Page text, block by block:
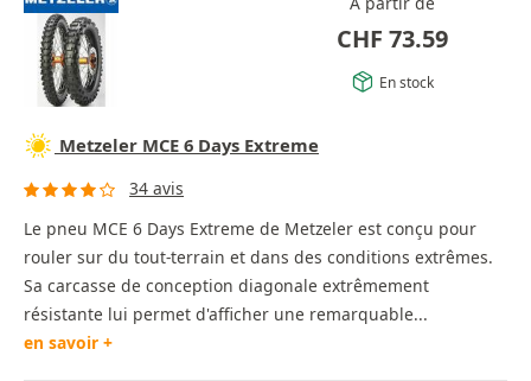
CHF 73.59
En stock
Metzeler MCE 6 Days Extreme
34 avis
Le pneu MCE 6 Days Extreme de Metzeler est conçu pour
rouler sur du tout-terrain et dans des conditions extrêmes.
Sa carcasse de conception diagonale extrêmement
résistante lui permet d'afficher une remarquable...
en savoir +